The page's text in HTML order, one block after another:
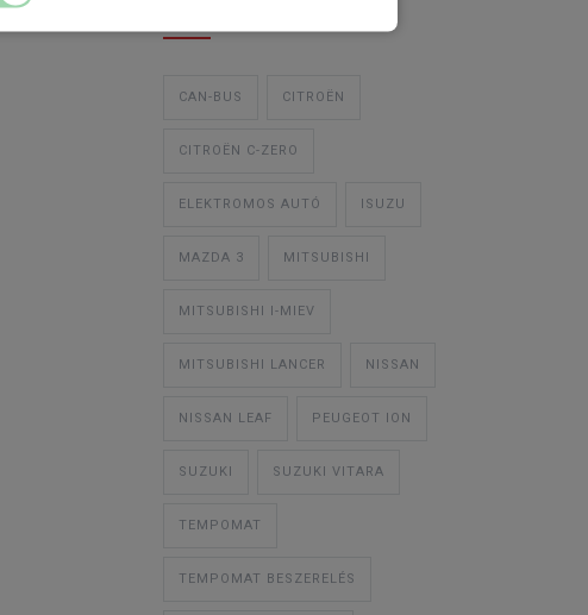
CAN-BUS CITROËN
CITROËN C-ZERO
ELEKTROMOS AUTÓ ISUZU
MAZDA 3 MITSUBISHI
MITSUBISHI I-MIEV
MITSUBISHI LANCER NISSAN
NISSAN LEAF PEUGEOT ION
SUZUKI SUZUKI VITARA
TEMPOMAT
TEMPOMAT BESZERELÉS